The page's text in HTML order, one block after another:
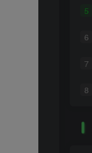
5
6
7
8